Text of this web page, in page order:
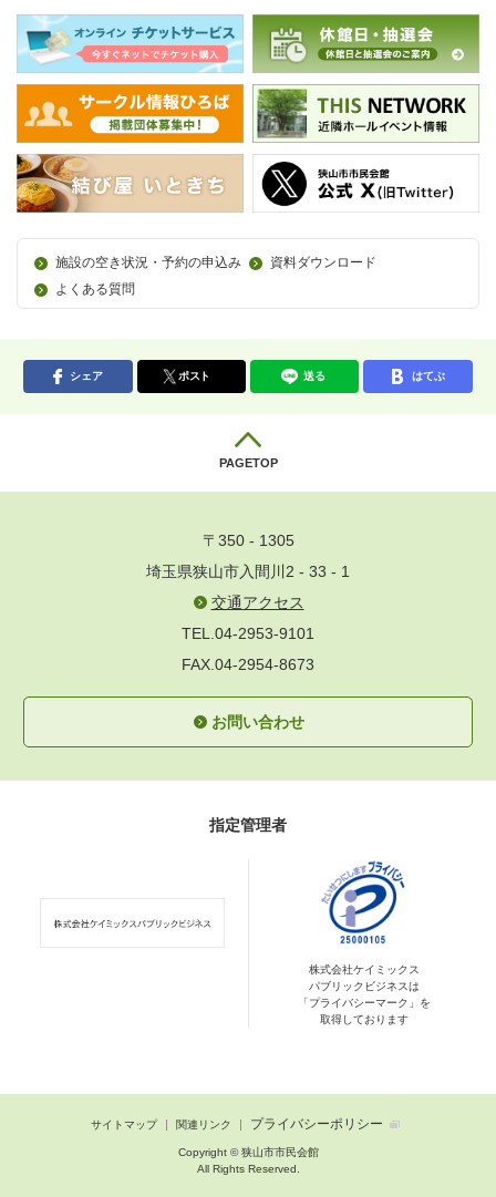
施設の空き状況・予約の申込み
資料ダウンロード
よくある質問
シェア ポスト 送る はてぶ
PAGETOP
〒350 - 1305
埼玉県狭山市入間川2 - 33 - 1
交通アクセス
TEL.04-2953-9101
FAX.04-2954-8673
お問い合わせ
指定管理者
株式会社ケイミックス
パブリックビジネスは
「プライバシーマーク」を
取得しております
サイトマップ 関連リンク プライバシーポリシー
Copyright © 狭山市市民会館
All Rights Reserved.